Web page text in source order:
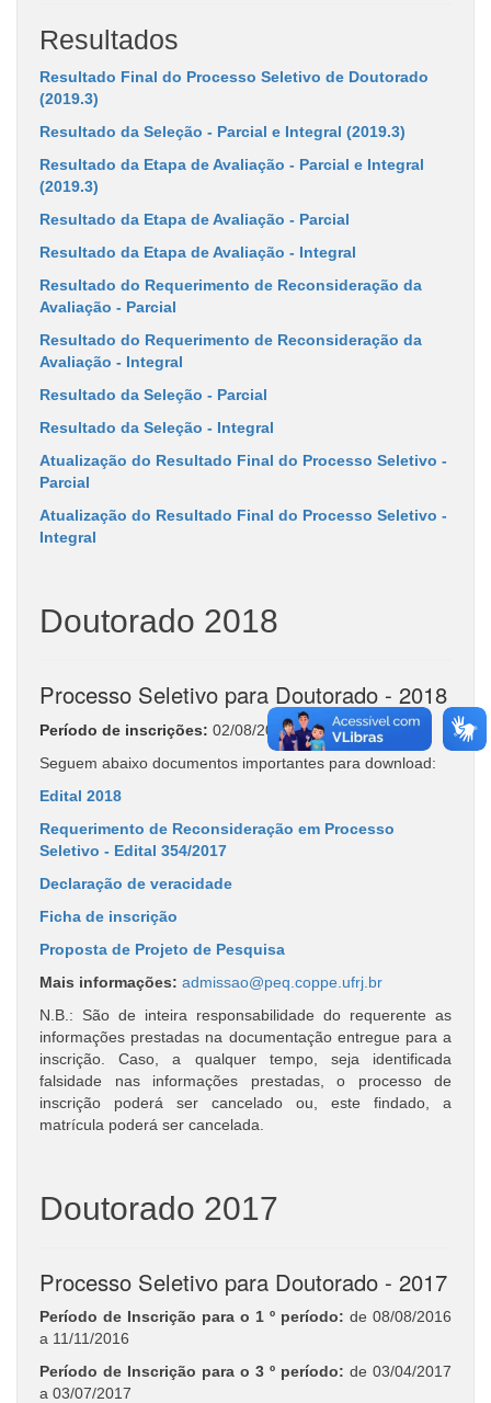
Resultados
Resultado Final do Processo Seletivo de Doutorado
(2019.3)
Resultado da Seleção - Parcial e Integral (2019.3)
Resultado da Etapa de Avaliação - Parcial e Integral
(2019.3)
Resultado da Etapa de Avaliação - Parcial
Resultado da Etapa de Avaliação - Integral
Resultado do Requerimento de Reconsideração da
Avaliação - Parcial
Resultado do Requerimento de Reconsideração da
Avaliação - Integral
Resultado da Seleção - Parcial
Resultado da Seleção - Integral
Atualização do Resultado Final do Processo Seletivo -
Parcial
Atualização do Resultado Final do Processo Seletivo -
Integral
Doutorado 2018
Processo Seletivo para Doutorado - 2018
Período de inscrições: 02/08/2017 a 10/11/2017
Seguem abaixo documentos importantes para download:
Edital 2018
Requerimento de Reconsideração em Processo
Seletivo - Edital 354/2017
Declaração de veracidade
Ficha de inscrição
Proposta de Projeto de Pesquisa
Mais informações: admissao@peq.coppe.ufrj.br
N.B.: São de inteira responsabilidade do requerente as
informações prestadas na documentação entregue para a
inscrição. Caso, a qualquer tempo, seja identificada
falsidade nas informações prestadas, o processo de
inscrição poderá ser cancelado ou, este findado, a
matrícula poderá ser cancelada.
Doutorado 2017
Processo Seletivo para Doutorado - 2017
Período de Inscrição para o 1 º período: de 08/08/2016
a 11/11/2016
Período de Inscrição para o 3 º período: de 03/04/2017
a 03/07/2017